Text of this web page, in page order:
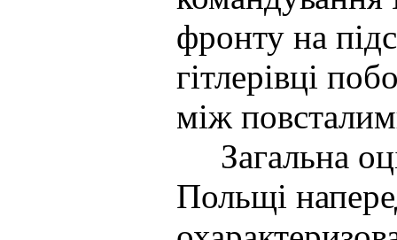
фронту на
гітлерівці
між
Загальна
Польщі